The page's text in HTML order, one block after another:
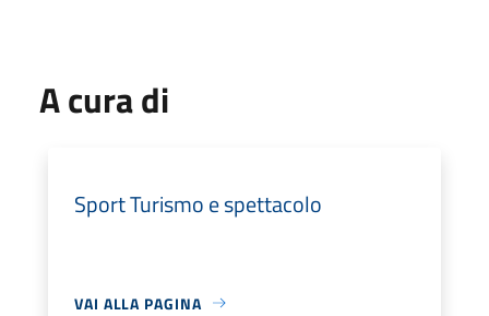
A cura di
Sport Turismo e spettacolo
VAI ALLA PAGINA